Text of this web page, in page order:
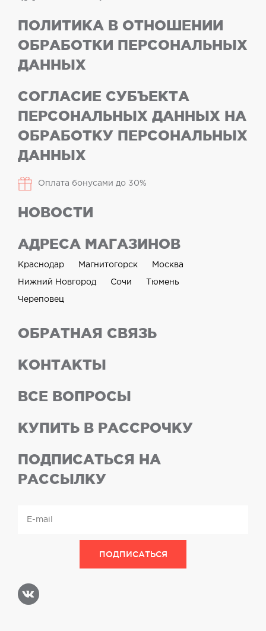
ПОЛИТИКА В ОТНОШЕНИИ
ОБРАБОТКИ ПЕРСОНАЛЬНЫХ
ДАННЫХ
СОГЛАСИЕ СУБЪЕКТА
ПЕРСОНАЛЬНЫХ ДАННЫХ НА
ОБРАБОТКУ ПЕРСОНАЛЬНЫХ
ДАННЫХ
Оплата бонусами до 30%
НОВОСТИ
АДРЕСА МАГАЗИНОВ
Краснодар Магнитогорск Москва
Нижний Новгород Сочи Тюмень
Череповец
ОБРАТНАЯ СВЯЗЬ
КОНТАКТЫ
ВСЕ ВОПРОСЫ
КУПИТЬ В РАССРОЧКУ
ПОДПИСАТЬСЯ НА
РАССЫЛКУ